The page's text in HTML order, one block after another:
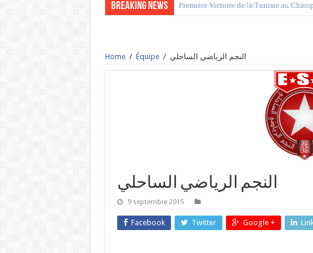
Breaking News tournoi international Hammamet 2023 :
Home / Équipe / النجم الرياضي الساحلي
النجم الرياضي الساحلي
9 septembre 2015
Facebook Twitter Google +